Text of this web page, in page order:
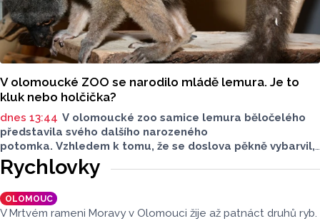
V olomoucké ZOO se narodilo mládě lemura. Je to
kluk nebo holčička?
dnes 13:44 V olomoucké zoo samice lemura běločelého
představila svého dalšího narozeného
potomka. Vzhledem k tomu, že se doslova pěkně vybarvil,
je téměř jisté, že se jedná o samce. Samice totiž bývají
hnědé, případně hnědošedé, zato samci se pyšní bílým
zbarvením hlavy.
Rychlovky
OLOMOUC
V Mrtvém rameni Moravy v Olomouci žije až patnáct druhů ryb.